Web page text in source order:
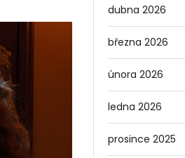
dubna 2026
března 2026
února 2026
ledna 2026
prosince 2025